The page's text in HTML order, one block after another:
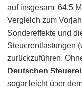
auf insgesamt 64,5
Vergleich zum
Sondereffekte und
Steuerentlastungen
zurückzuführen.
Deutschen
sogar leicht über